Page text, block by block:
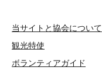
当サイトと協会について
観光特使
ボランティアガイド